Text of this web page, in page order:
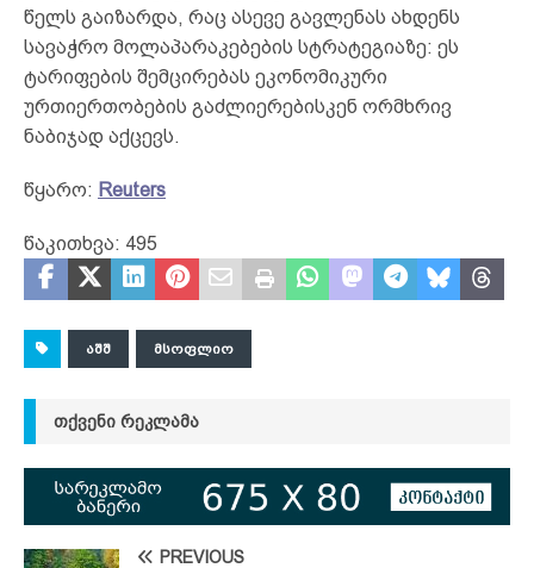
წელს გაიზარდა, რაც ასევე გავლენას ახდენს
სავაჭრო მოლაპარაკებების სტრატეგიაზე: ეს
ტარიფების შემცირებას ეკონომიკური
ურთიერთობების გაძლიერებისკენ ორმხრივ
ნაბიჯად აქცევს.
წყარო: Reuters
წაკითხვა: 495
ᲐᲨᲨ ᲛᲡᲝᲤᲚᲘᲝ
ᲗᲥᲕᲔᲜᲘ ᲠᲔᲙᲚᲐᲛᲐ
PREVIOUS